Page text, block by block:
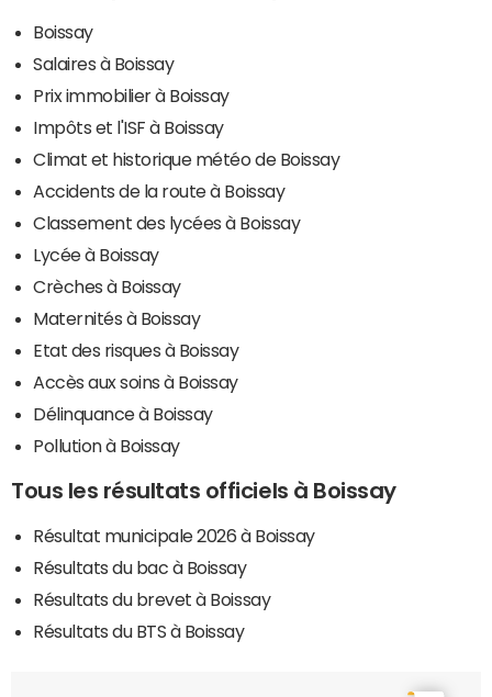
Boissay
Salaires à Boissay
Prix immobilier à Boissay
Impôts et l'ISF à Boissay
Climat et historique météo de Boissay
Accidents de la route à Boissay
Classement des lycées à Boissay
Lycée à Boissay
Crèches à Boissay
Maternités à Boissay
Etat des risques à Boissay
Accès aux soins à Boissay
Délinquance à Boissay
Pollution à Boissay
Tous les résultats officiels à Boissay
Résultat municipale 2026 à Boissay
Résultats du bac à Boissay
Résultats du brevet à Boissay
Résultats du BTS à Boissay